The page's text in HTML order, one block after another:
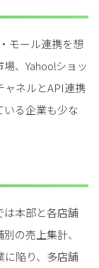
モール連携を想
、Yahoo!ショッ
ャネルとAPI連携
る企業も少な
本部と各店舗
の売上集計、
陥り、多店舗